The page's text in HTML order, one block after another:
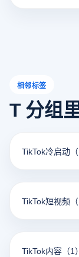
相邻标签
T 分组
TikTok冷启动
TikTok短视频
TikTok内容 （1）